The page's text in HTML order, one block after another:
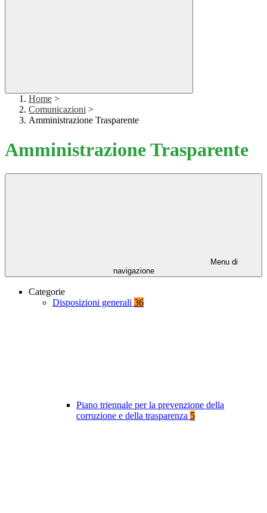
Home >
Comunicazioni >
Amministrazione Trasparente
Amministrazione Trasparente
Menu di
navigazione
Categorie
Disposizioni generali 36
Piano triennale per la prevenzione della
corruzione e della trasparenza 5